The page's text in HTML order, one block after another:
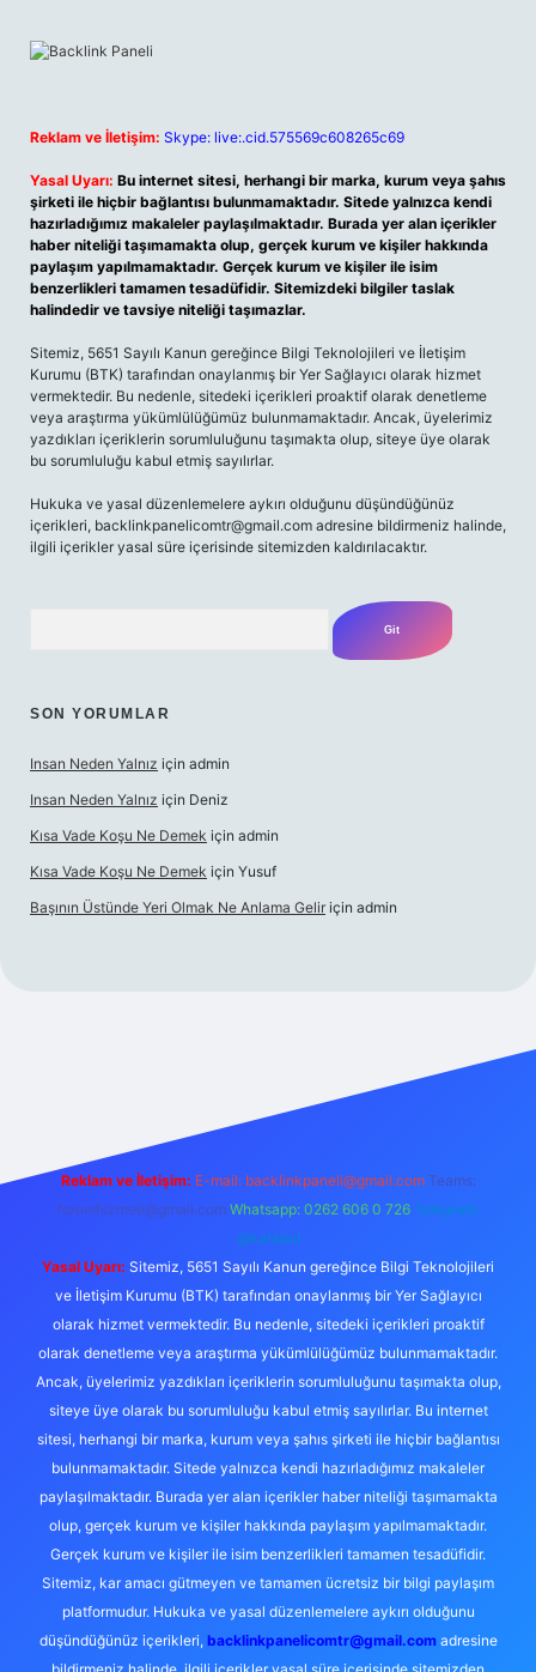
Reklam ve İletişim: Skype: live:.cid.575569c608265c69
Yasal Uyarı: Bu internet sitesi, herhangi bir marka, kurum veya şahıs
şirketi ile hiçbir bağlantısı bulunmamaktadır. Sitede yalnızca kendi
hazırladığımız makaleler paylaşılmaktadır. Burada yer alan içerikler
haber niteliği taşımamakta olup, gerçek kurum ve kişiler hakkında
paylaşım yapılmamaktadır. Gerçek kurum ve kişiler ile isim
benzerlikleri tamamen tesadüfidir. Sitemizdeki bilgiler taslak
halindedir ve tavsiye niteliği taşımazlar.
Sitemiz, 5651 Sayılı Kanun gereğince Bilgi Teknolojileri ve İletişim
Kurumu (BTK) tarafından onaylanmış bir Yer Sağlayıcı olarak hizmet
vermektedir. Bu nedenle, sitedeki içerikleri proaktif olarak denetleme
veya araştırma yükümlülüğümüz bulunmamaktadır. Ancak, üyelerimiz
yazdıkları içeriklerin sorumluluğunu taşımakta olup, siteye üye olarak
bu sorumluluğu kabul etmiş sayılırlar.
Hukuka ve yasal düzenlemelere aykırı olduğunu düşündüğünüz
içerikleri, backlinkpanelicomtr@gmail.com adresine bildirmeniz halinde,
ilgili içerikler yasal süre içerisinde sitemizden kaldırılacaktır.
SON YORUMLAR
Insan Neden Yalnız için admin
Insan Neden Yalnız için Deniz
Kısa Vade Koşu Ne Demek için admin
Kısa Vade Koşu Ne Demek için Yusuf
Başının Üstünde Yeri Olmak Ne Anlama Gelir için admin
Reklam ve İletişim: E-mail: backlinkpaneli@gmail.com Teams:
forumhizmeti@gmail.com Whatsapp: 0262 606 0 726 Telegram:
@karabul
Yasal Uyarı: Sitemiz, 5651 Sayılı Kanun gereğince Bilgi Teknolojileri
ve İletişim Kurumu (BTK) tarafından onaylanmış bir Yer Sağlayıcı
olarak hizmet vermektedir. Bu nedenle, sitedeki içerikleri proaktif
olarak denetleme veya araştırma yükümlülüğümüz bulunmamaktadır.
Ancak, üyelerimiz yazdıkları içeriklerin sorumluluğunu taşımakta olup,
siteye üye olarak bu sorumluluğu kabul etmiş sayılırlar. Bu internet
sitesi, herhangi bir marka, kurum veya şahıs şirketi ile hiçbir bağlantısı
bulunmamaktadır. Sitede yalnızca kendi hazırladığımız makaleler
paylaşılmaktadır. Burada yer alan içerikler haber niteliği taşımamakta
olup, gerçek kurum ve kişiler hakkında paylaşım yapılmamaktadır.
Gerçek kurum ve kişiler ile isim benzerlikleri tamamen tesadüfidir.
Sitemiz, kar amacı gütmeyen ve tamamen ücretsiz bir bilgi paylaşım
platformudur. Hukuka ve yasal düzenlemelere aykırı olduğunu
düşündüğünüz içerikleri, backlinkpanelicomtr@gmail.comadresine